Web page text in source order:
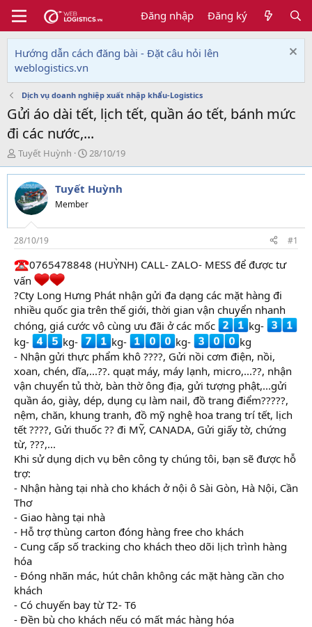
Đăng nhập Đăng ký
Hướng dẫn cách đăng bài - Đặt câu hỏi lên
weblogistics.vn
Dịch vụ doanh nghiệp xuất nhập khẩu-Logistics
Gửi áo dài tết, lịch tết, quần áo tết, bánh mức
đi các nước,...
T
h
r
e
a
d
s
t
a
r
t
e
r
Tuyết Huỳnh
N
g
à
y
i
28/10/19
Tuyết Huỳnh
Member
28/10/19 #1
0765478848 (HUỲNH) CALL- ZALO- MESS để được tư
vấn
?Cty Long Hưng Phát nhận gửi đa dạng các mặt hàng đi
nhiều quốc gia trên thế giới, thời gian vận chuyển nhanh
chóng, giá cước vô cùng ưu đãi ở các mốc
kg-
kg-
kg- kg- kg-
kg
- Nhận gửi thực phẩm khô ????, Gửi nồi cơm điện, nồi,
xoan, chén, dĩa,...??. quạt máy, máy lạnh, micro,...??, nhận
vận chuyển tủ thờ, bàn thờ ông địa, gửi tượng phật,...gửi
quần áo, giày, dép, dụng cụ làm nail, đồ trang điểm?????,
nệm, chăn, khung tranh, đồ mỹ nghệ hoa trang trí tết, lịch
tết ????, Gửi thuốc ?? đi MỸ, CANADA, Gửi giấy tờ, chứng
từ, ???,...
Khi sử dụng dịch vụ bên công ty chúng tôi, bạn sẽ được hỗ
trợ:
- Nhận hàng tại nhà cho khách ở nội ô Sài Gòn, Hà Nội, Cần
Thơ
- Giao hàng tại nhà
- Hỗ trợ thùng carton đóng hàng free cho khách
- Cung cấp số tracking cho khách theo dõi lịch trình hàng
hóa
- Đóng nhãn mác, hút chân không các mặt hàng cần cho
khách
- Có chuyến bay từ T2- T6
- Đền bù cho khách nếu có mất mác hàng hóa